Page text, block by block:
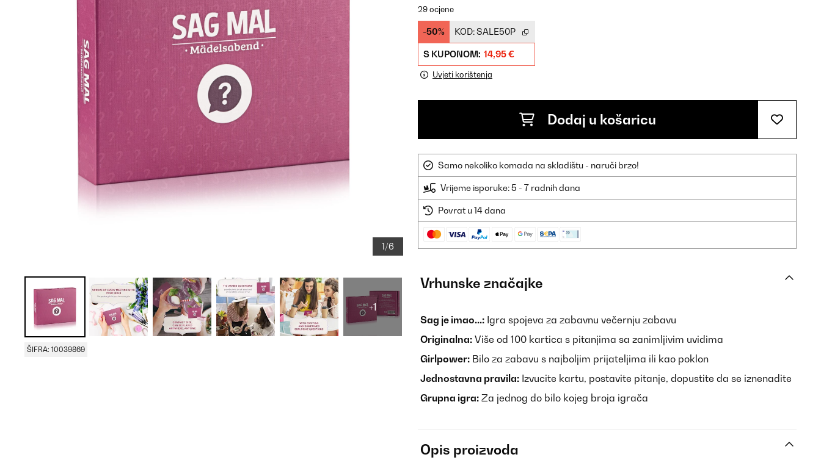
1/6
+1
ŠIFRA: 10039869
29 ocjene
-50% KOD:SALE50P
S KUPONOM: 14,95 €
Uvjeti korištenja
Dodaj u košaricu
Samo nekoliko komada na skladištu - naruči brzo!
Vrijeme isporuke: 5 - 7 radnih dana
Povrat u 14 dana
Vrhunske značajke
Sag je imao...: Igra spojeva za zabavnu večernju zabavu
Originalna: Više od 100 kartica s pitanjima sa zanimljivim uvidima
Girlpower: Bilo za zabavu s najboljim prijateljima ili kao poklon
Jednostavna pravila: Izvucite kartu, postavite pitanje, dopustite da se iznenadite
Grupna igra: Za jednog do bilo kojeg broja igrača
Opis proizvoda